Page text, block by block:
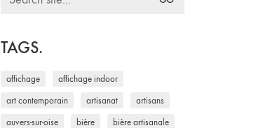
TAGS.
affichage affichage indoor
art contemporain artisanat artisans
auvers-sur-oise bière bière artisanale